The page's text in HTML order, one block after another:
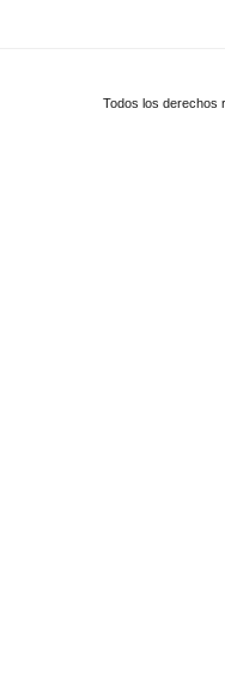
Todos los derechos